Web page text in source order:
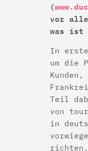
(
vor
was ist
In
um die
Teil
von
in